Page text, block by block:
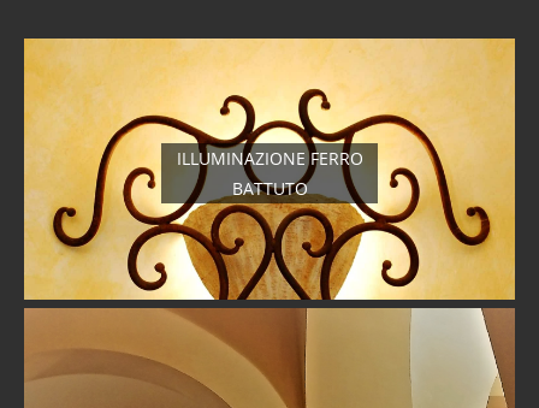
ILLUMINAZIONE FERRO
BATTUTO